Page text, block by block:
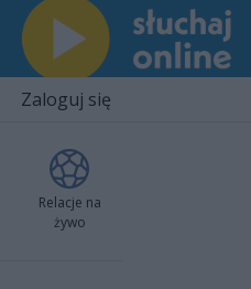
Zaloguj się
Relacje na
żywo